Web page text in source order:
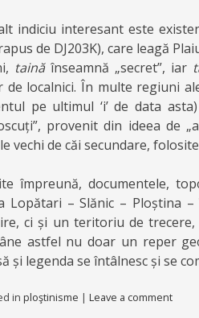
indiciu interesant este
de DJ203K), care leagă
tainăînseamnă „secret”, iar
de localnici. În multe regiuni
pe ultimul ‘i’ de data
provenit din ideea de
vechi de căi secundare,
împreună, documentele,
Lopătari – Slănic – Ploștina
ci și un teritoriu de
astfel nu doar un reper
și legenda se întâlnesc și se
in ploştinisme | Leave a comment